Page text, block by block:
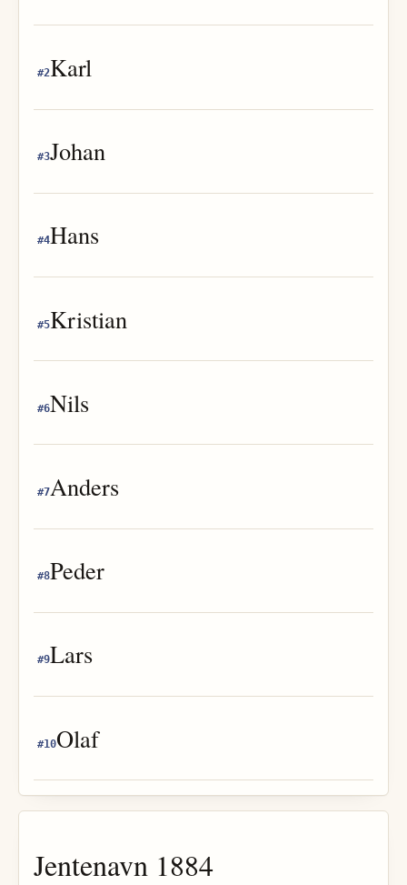
#2Karl
#3Johan
#4Hans
#5Kristian
#6Nils
#7Anders
#8Peder
#9Lars
#10Olaf
Jentenavn 1884